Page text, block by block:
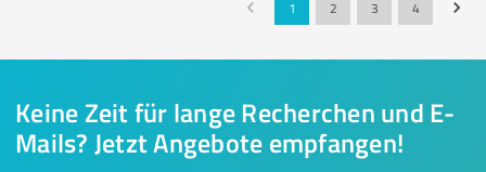
1 2 3 4
Keine Zeit für lange Recherchen und E-
Mails? Jetzt Angebote empfangen!